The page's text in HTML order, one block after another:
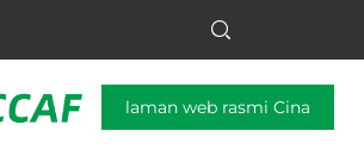
laman web rasmi Cina